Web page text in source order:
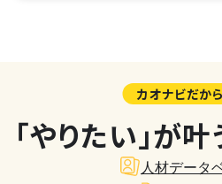
カオナビだか
「やりたい」が
人材データ